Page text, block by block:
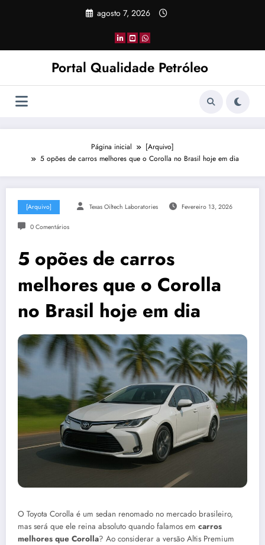
agosto 7, 2026
Portal Qualidade Petróleo
Página inicial
[Arquivo]
5 opões de carros melhores que o Corolla no Brasil hoje em dia
[Arquivo] Texas Oiltech Laboratories Fevereiro 13, 2026
0 Comentários
5 opões de carros
melhores que o Corolla
no Brasil hoje em dia
O Toyota Corolla é um sedan renomado no mercado brasileiro,
mas será que ele reina absoluto quando falamos em carros
melhores que Corolla? Ao considerar a versão Altis Premium